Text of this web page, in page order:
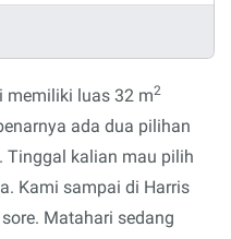
memiliki luas 32 m2
ada dua pilihan
Tinggal kalian mau pilih
Kami sampai di Harris
Matahari sedang